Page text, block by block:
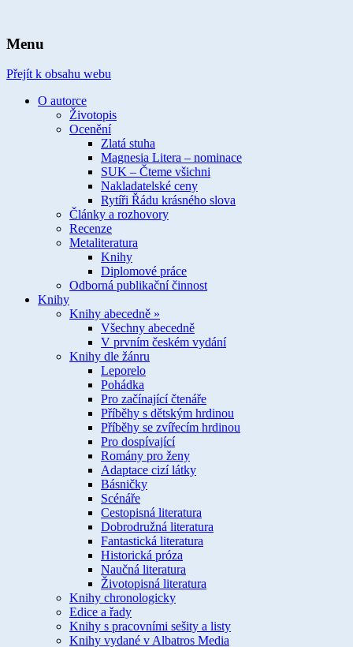
Ivona Březinová
Menu
Přejít k obsahu webu
O autorce
Životopis
Ocenění
Zlatá stuha
Magnesia Litera – nominace
SUK – Čteme všichni
Nakladatelské ceny
Rytíři Řádu krásného slova
Články a rozhovory
Recenze
Metaliteratura
Knihy
Diplomové práce
Odborná publikační činnost
Knihy
Knihy abecedně »
Všechny abecedně
V prvním českém vydání
Knihy dle žánru
Leporelo
Pohádka
Pro začínající čtenáře
Příběhy s dětským hrdinou
Příběhy se zvířecím hrdinou
Pro dospívající
Romány pro ženy
Adaptace cizí látky
Básničky
Scénáře
Cestopisná literatura
Dobrodružná literatura
Fantastická literatura
Historická próza
Naučná literatura
Životopisná literatura
Knihy chronologicky
Edice a řady
Knihy s pracovními sešity a listy
Knihy vydané v Albatros Media